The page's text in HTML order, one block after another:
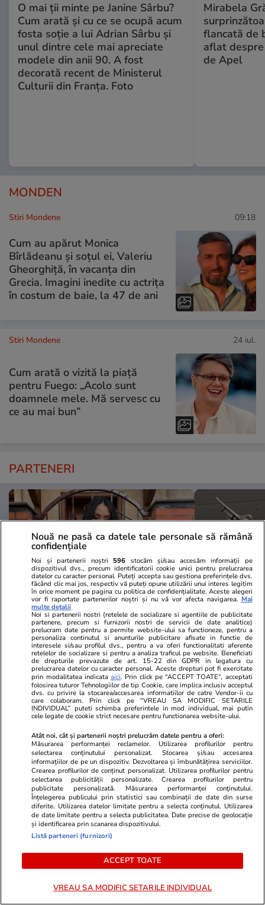
O mai ții minte pe Janine Sârbu?
Cum arată și cu ce se ocupă acum
fosta soție a lui Adrian Sârbu și
unul dintre cele mai apreciate
modele din anii 90. A fost
decorată recent de Ministerul
Culturii din Franța. Foto
Mirabela
flancată de
aflat
de Apel
MONDEN
Stiri Mondene 09:18
Cum au apărut Monica
Bîrlădeanu și soțul ei, Valeriu
Gheorghiță, în vacanța din
Grecia. Imagini inedite cu actrița
în costum de baie, la 47 de ani
Stiri Mondene 24 iul.
Cum arată o vizită la piață
pentru Fuego: „Acolo sunt
doamnele mele. Mă servesc cu
ce au mai bun”
PARTENERI
TVMania.ro
A rupt tăcerea fără nicio rușine!
Daniela Crudu spune totul despre
activitatea ei de pe platformele
pentru adulți: „Fac ce vreau, e
wow!”
ANIMAŢIE.
drona după
în România.
rusească
PARTENERI
Nouă ne pasă ca datele tale personale să rămână
confidențiale
Noi și partenerii noștri 596 stocăm și/sau accesăm informații pe
dispozitivul dvs., precum identificatorii cookie unici pentru prelucrarea
datelor cu caracter personal. Puteți accepta sau gestiona preferințele dvs.
făcând clic mai jos, respectiv vă puteți opune utilizării unui interes legitim
în orice moment pe pagina cu politica de confidențialitate. Aceste alegeri
vor fi raportate partenerilor noștri și nu vă vor afecta navigarea. Mai
multe detalii
Noi si partenerii nostri (retelele de socializare si agentiile de publicitate
partenere, precum si furnizorii nostri de servicii de date analitice)
prelucram date pentru a permite website-ului sa functioneze, pentru a
personaliza continutul si anunturile publicitare afisate in functie de
interesele si/sau profilul dvs., pentru a va oferi functionalitati aferente
retelelor de socializare si pentru a analiza traficul pe website. Beneficiati
de drepturile prevazute de art. 15-22 din GDPR in legatura cu
prelucrarea datelor cu caracter personal. Aceste drepturi pot fi exercitate
prin modalitatea indicataaici. Prin click pe “ACCEPT TOATE”, acceptati
folosirea tuturor Tehnologiilor de tip Cookie, care implica inclusiv acceptul
dvs. cu privire la stocarea/accesarea informatiilor de catre Vendor-ii cu
care colaboram. Prin click pe “VREAU SA MODIFIC SETARILE
INDIVIDUAL” puteti schimba preferintele in mod individual, mai putin
cele legate de cookie strict necesare pentru functionarea website-ului.
Atât noi, cât și partenerii noștri prelucrăm datele pentru a oferi:
Măsurarea performanței reclamelor. Utilizarea profilurilor pentru
selectarea conținutului personalizat. Stocarea și/sau accesarea
informațiilor de pe un dispozitiv. Dezvoltarea și îmbunătățirea serviciilor.
Crearea profilurilor de conținut personalizat. Utilizarea profilurilor pentru
selectarea publicității personalizate. Crearea profilurilor pentru
publicitate personalizată. Măsurarea performanței conținutului.
Înțelegerea publicului prin statistici sau combinații de date din surse
diferite. Utilizarea datelor limitate pentru a selecta conținutul. Utilizarea
de date limitate pentru a selecta publicitatea. Date precise de geolocație
și identificarea prin scanarea dispozitivului.
Listă parteneri (furnizori)
ACCEPT TOATE
VREAU SA MODIFIC SETARILE INDIVIDUAL